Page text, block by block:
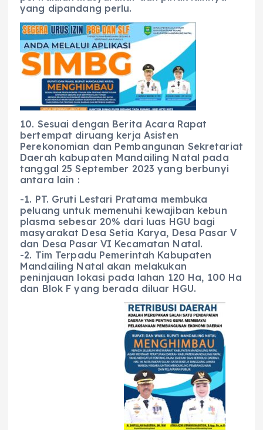
yang dipandang perlu.
10. Sesuai dengan Berita Acara Rapat
bertempat diruang kerja Asisten
Perekonomian dan Pembangunan Sekretariat
Daerah kabupaten Mandailing Natal pada
tanggal 25 September 2023 yang berbunyi
antara lain :
-1. PT. Gruti Lestari Pratama membuka
peluang untuk memenuhi kewajiban kebun
plasma sebesar 20% dari luas HGU bagi
masyarakat Desa Setia Karya, Desa Pasar V
dan Desa Pasar VI Kecamatan Natal.
-2. Tim Terpadu Pemerintah Kabupaten
Mandailing Natal akan melakukan
peninjauan lokasi pada lahan 120 Ha, 100 Ha
dan Blok F yang berada diluar HGU.